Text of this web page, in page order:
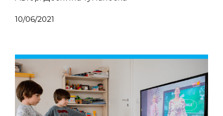
10/06/2021